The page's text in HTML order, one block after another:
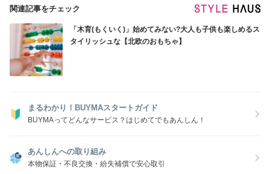
◎Nine West -日本でも人気！スタイル良く見えるシューズをお手頃価
格で☆
↓
https://www.buyma.com/r/_NINE-WEST-ナインウエスト/-B2215109/
関連記事をチェック
「木育(もくいく)」始めてみない?大人も子供も楽しめるス
タイリッシュな【北欧のおもちゃ】
まるわかり！BUYMAスタートガイド
BUYMAってどんなサービス？はじめてでもあんしん！
あんしんへの取り組み
本物保証・不良交換・紛失補償で安心取引